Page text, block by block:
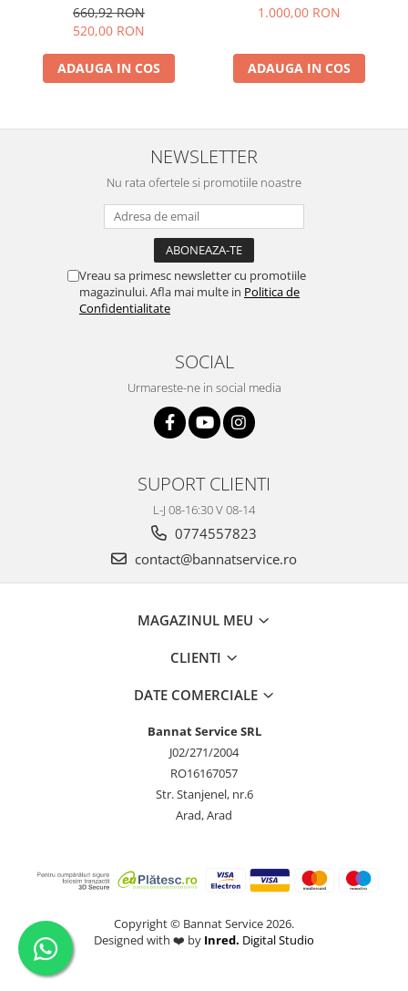
660,92 RON
520,00 RON
ADAUGA IN COS
1.000,00 RON
ADAUGA IN COS
NEWSLETTER
Nu rata ofertele si promotiile noastre
Vreau sa primesc newsletter cu promotiile
magazinului. Afla mai multe in Politica de
Confidentialitate
SOCIAL
Urmareste-ne in social media
SUPORT CLIENTI
L-J 08-16:30 V 08-14
0774557823
contact@bannatservice.ro
MAGAZINUL MEU
CLIENTI
DATE COMERCIALE
Bannat Service SRL
J02/271/2004
RO16167057
Str. Stanjenel, nr.6
Arad, Arad
Copyright © Bannat Service 2026.
Designed with ❤️ by Inred. Digital Studio